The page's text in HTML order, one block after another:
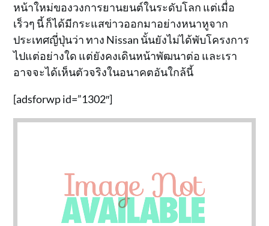
หน้าใหม่ของวงการยานยนต์ในระดับโลก แต่เมื่อ
เร็วๆ นี้ ก็ได้มีกระแสข่าวออกมาอย่างหนาหูจาก
ประเทศญี่ปุ่นว่า ทาง Nissan นั้นยังไม่ได้พับโครงการ
ไปแต่อย่างใด แต่ยังคงเดินหน้าพัฒนาต่อ และเรา
อาจจะได้เห็นตัวจริงในอนาคตอันใกล้นี้
[adsforwp id=”1302″]